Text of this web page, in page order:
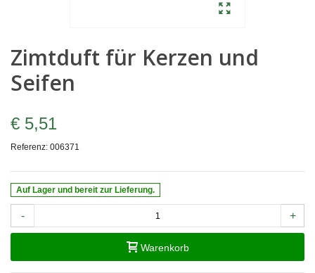
Zimtduft für Kerzen und
Seifen
€ 5,51
Referenz: 006371
Auf Lager und bereit zur Lieferung.
- +
Warenkorb